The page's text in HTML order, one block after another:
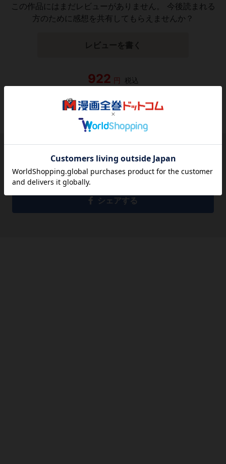
この作品にはまだレビューがありません。 今後読まれる
方のために感想を共有してもらえませんか？
レビューを書く
922 円 税込
品切れ
シェアする
シェアする